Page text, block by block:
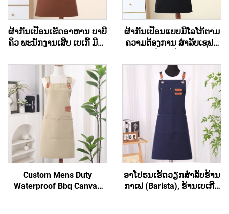
ຜ້າກັນເປື້ອນເຮັດອາຫານ ບາບີ
ຄິວ ພະນັກງານເສີບ ເບເກີ້ ມີໂລ
ຜ້າກັນເປື້ອນແບບມີໂລໂກ້ຕາມ
ຄວາມຕ້ອງການ ສຳລັບເຊຟສີ
ເທີລິກ, ລະບາຍອາກາດໄດ້ດີ
ເຢັນ ປັບໄດ້ ມີຖົງ, ສຳລັບຮ້ານ
ກາເຟ, ບີບີຄິວ, ການບໍລິການ
ອາຫານ ແລະ ການເຮັດຄວາມ
ສະອາດ
Custom Mens Duty
Waterproof Bbq Canvas
ອາໂປຣນເຮັດວຽກສຳລັບຮ້ານ
ກາເຟ (Barista), ຮ້ານເບເກີຣີ່